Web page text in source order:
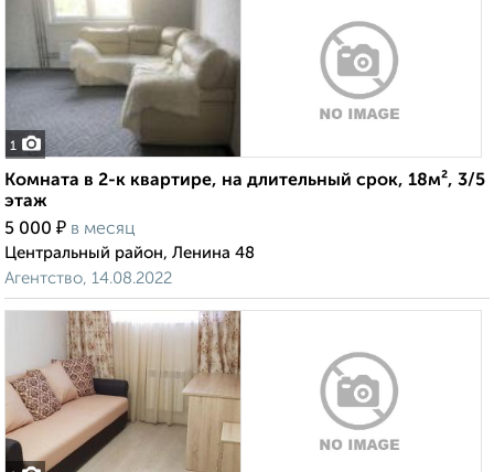
1
Комната в 2-к квартире, на длительный срок, 18м², 3/5
этаж
5 000 ₽ в месяц
Центральный район, Ленина 48
Агентство, 14.08.2022